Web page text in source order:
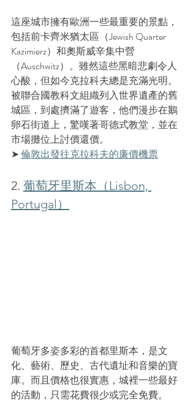
這座城市擁有歐洲一些最重要的景點，
包括前卡齊米猶太區（Jewish Quarter
Kazimierz）和奧斯威辛集中營
（Auschwitz）。雖然這些黑暗悲劇令人
心酸，但如今克拉科夫總是充滿光明。
被聯合國教科文組織列入世界遺產的舊
城區，到處擠滿了遊客，他們漫步在鵝
卵石街道上，驚嘆著哥德式教堂，並在
市場攤位上討價還價。
➤ 倫敦出發往克拉科夫的廉價機票
2. 葡萄牙里斯本（Lisbon,
Portugal）
葡萄牙多姿多彩的首都里斯本，是文
化、藝術、歷史、古代遺址和音樂的寶
庫。而且價格也很實惠，城裡一些最好
的活動，只需花費很少或完全免費。